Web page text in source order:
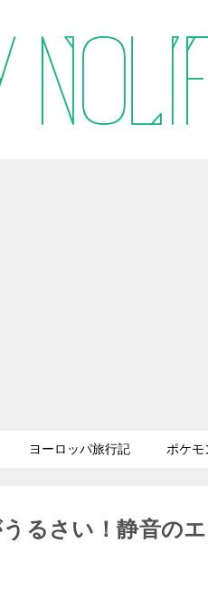
ヨーロッパ旅行記 ポケモ
るさい！静音の